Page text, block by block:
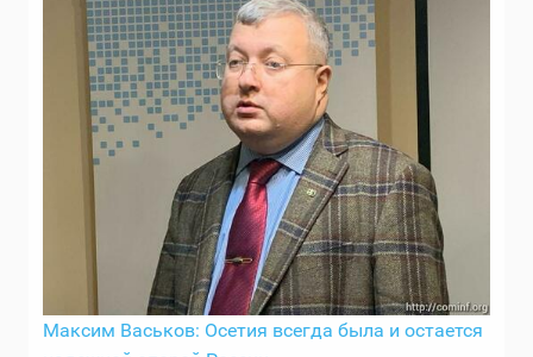
Максим Васьков: Осетия всегда была и остается